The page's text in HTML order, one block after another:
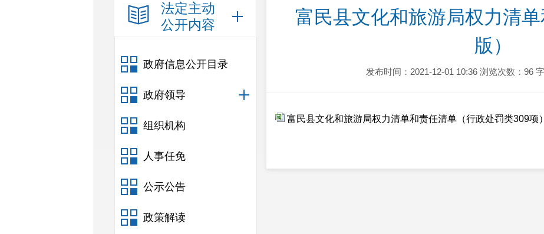
法定主动
公开内容
政府信息公开目录
政府领导
组织机构
人事任免
公示公告
政策解读
富民县文化和旅游局权力清
版）
发布时间：2021-12-01 10:36 浏览次数：96
富民县文化和旅游局权力清单和责任清单（行政处罚类309项）